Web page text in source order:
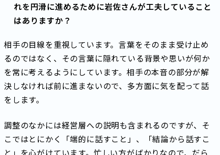
れを円滑に進めるために岩佐さんが工夫していること
はありますか？
相手の目線を重視しています。言葉をそのまま受け止め
るのではなく、その言葉に隠れている背景や思いが何か
を常に考えるようにしています。相手の本音の部分が解
決しなければ前に進まないので、多方面に気を配って話
をします。
調整のなかには経営層への説明も含まれるのですが、そ
こではとにかく「端的に話すこと」、「結論から話すこ